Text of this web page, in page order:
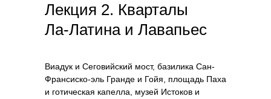
Лекция 2. Кварталы
Ла-Латина и Лавапьес
Виадук и Сеговийский мост, базилика Сан-
Франсиско-эль Гранде и Гойя, площадь Паха
и готическая капелла, музей Истоков и